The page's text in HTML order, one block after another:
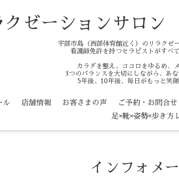
クゼーションサロン
宇部市島（西部体育館近く）のリラクゼ
看護師免許を持つセラピストがすべ
カラダを整え、ココロをゆるめ、
3つのバランスを大切にしながら、あ
5年後、10年後、毎日がもっと笑
ル 店舗情報 お客さまの声 ご予約・お問合せ
足×靴×姿勢×歩き方
インフォメ